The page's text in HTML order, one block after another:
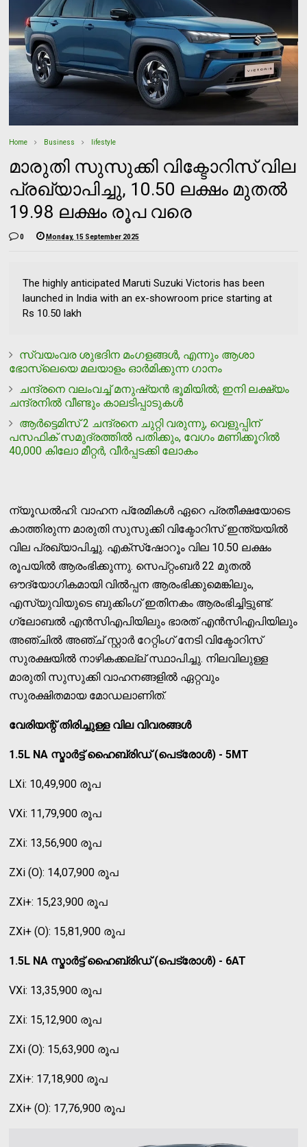
Home Business lifestyle
മാരുതി സുസുക്കി വിക്ടോറിസ് വില
പ്രഖ്യാപിച്ചു, 10.50 ലക്ഷം മുതല്‍
19.98 ലക്ഷം രൂപ വരെ
0 Monday, 15 September 2025
The highly anticipated Maruti Suzuki Victoris has been
launched in India with an ex-showroom price starting at
Rs 10.50 lakh
സ്വയംവര ശുഭദിന മംഗളങ്ങള്‍, എന്നും ആശാ
ഭോസ്ലെയെ മലയാളം ഓര്‍മിക്കുന്ന ഗാനം
ചന്ദ്രനെ വലംവച്ച് മനുഷ്യന്‍ ഭൂമിയില്‍; ഇനി ലക്ഷ്യം
ചന്ദ്രനില്‍ വീണ്ടും കാലടിപ്പാടുകള്‍
ആര്‍ട്ടെമിസ് 2 ചന്ദ്രനെ ചുറ്റി വരുന്നു, വെളുപ്പിന്
പസഫിക് സമുദ്രത്തില്‍ പതിക്കും, വേഗം മണിക്കൂറില്‍
40,000 കിലോ മീറ്റര്‍, വീര്‍പ്പടക്കി ലോകം
ന്യൂഡല്‍ഹി: വാഹന പ്രേമികള്‍ ഏറെ പ്രതീക്ഷയോടെ
കാത്തിരുന്ന മാരുതി സുസുക്കി വിക്ടോറിസ് ഇന്ത്യയില്‍
വില പ്രഖ്യാപിച്ചു. എക്സ്ഷോറൂം വില 10.50 ലക്ഷം
രൂപയില്‍ ആരംഭിക്കുന്നു. സെപ്റ്റംബര്‍ 22 മുതല്‍
ഔദ്യോഗികമായി വില്‍പ്പന ആരംഭിക്കുമെങ്കിലും,
എസ്യുവിയുടെ ബുക്കിംഗ് ഇതിനകം ആരംഭിച്ചിട്ടുണ്ട്.
ഗ്ലോബല്‍ എന്‍സിഎപിയിലും ഭാരത് എന്‍സിഎപിയിലും
അഞ്ചില്‍ അഞ്ച് സ്റ്റാര്‍ റേറ്റിംഗ് നേടി വിക്ടോറിസ്
സുരക്ഷയില്‍ നാഴികക്കല്ല് സ്ഥാപിച്ചു. നിലവിലുള്ള
മാരുതി സുസുക്കി വാഹനങ്ങളില്‍ ഏറ്റവും
സുരക്ഷിതമായ മോഡലാണിത്.
വേരിയന്റ് തിരിച്ചുള്ള വില വിവരങ്ങള്‍
1.5L NA സ്മാര്‍ട്ട് ഹൈബ്രിഡ് (പെട്രോള്‍) - 5MT
LXi: 10,49,900 രൂപ
VXi: 11,79,900 രൂപ
ZXi: 13,56,900 രൂപ
ZXi (O): 14,07,900 രൂപ
ZXi+: 15,23,900 രൂപ
ZXi+ (O): 15,81,900 രൂപ
1.5L NA സ്മാര്‍ട്ട് ഹൈബ്രിഡ് (പെട്രോള്‍) - 6AT
VXi: 13,35,900 രൂപ
ZXi: 15,12,900 രൂപ
ZXi (O): 15,63,900 രൂപ
ZXi+: 17,18,900 രൂപ
ZXi+ (O): 17,76,900 രൂപ